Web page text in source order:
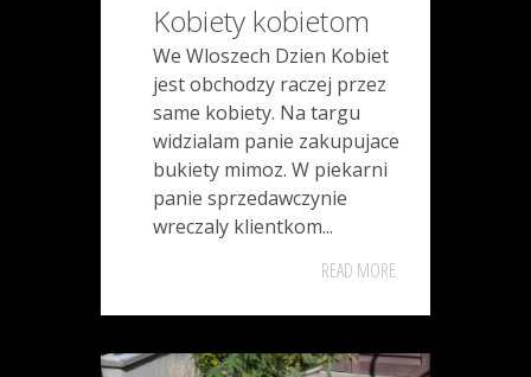
Kobiety kobietom
We Wloszech Dzien Kobiet
jest obchodzy raczej przez
same kobiety. Na targu
widzialam panie zakupujace
bukiety mimoz. W piekarni
panie sprzedawczynie
wreczaly klientkom...
READ MORE